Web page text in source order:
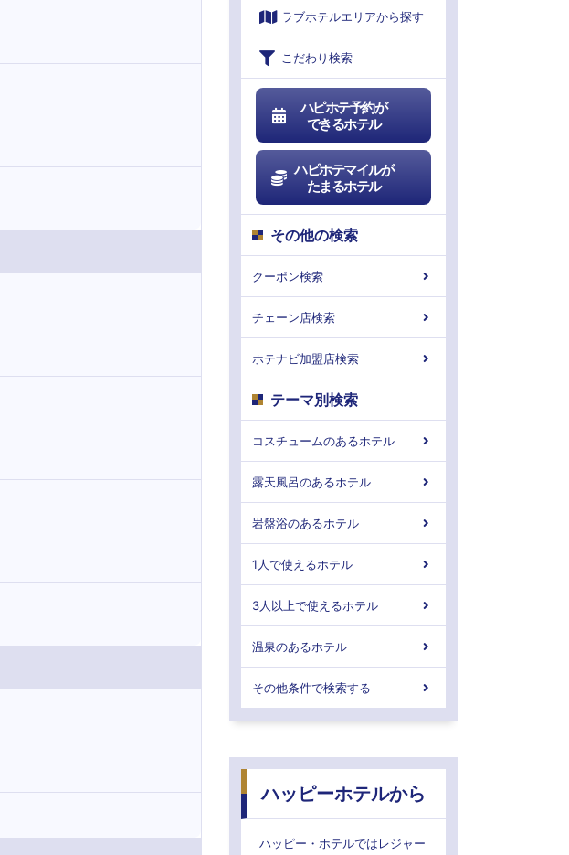
ラブホテルエリアから探す
こだわり検索
ハピホテ予約が
できるホテル
ハピホテマイルが
たまるホテル
その他の検索
クーポン検索
チェーン店検索
ホテナビ加盟店検索
テーマ別検索
コスチュームのあるホテル
露天風呂のあるホテル
岩盤浴のあるホテル
1人で使えるホテル
3人以上で使えるホテル
温泉のあるホテル
その他条件で検索する
ハッピーホテルから
ハッピー・ホテルではレジャー